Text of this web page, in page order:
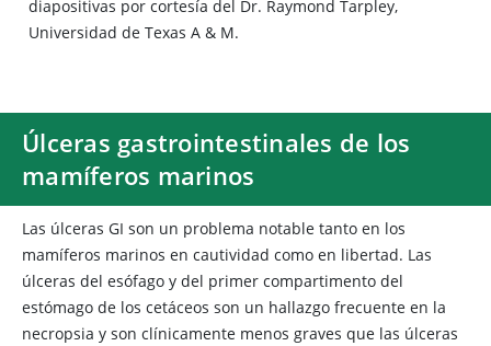
diapositivas por cortesía del Dr. Raymond Tarpley,
Universidad de Texas A & M.
Úlceras gastrointestinales de los
mamíferos marinos
Las úlceras GI son un problema notable tanto en los
mamíferos marinos en cautividad como en libertad. Las
úlceras del esófago y del primer compartimento del
estómago de los cetáceos son un hallazgo frecuente en la
necropsia y son clínicamente menos graves que las úlceras